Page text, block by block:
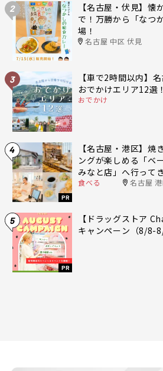
2
【名古屋・伏見】懐
で！万勝から「なつ
場！
名古屋 中区 伏見
3
【車で2時間以内】
おでかけエリア12選！
おでかけ
4
PR
【名古屋・港区】焼
ングが楽しめる「ベ
みなと店」へ行って
食べる 名古屋
5
PR
【ドラッグストア
キャンペーン（8/8-8/